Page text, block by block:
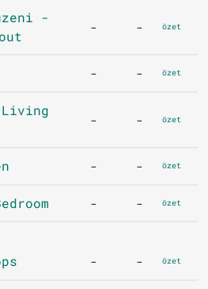
-
- - özet
- - özet
Living
- - özet
- - özet
- - özet
- - özet